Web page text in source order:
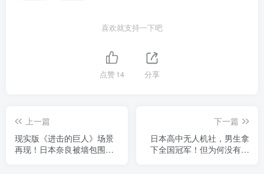
喜欢就支持一下吧
点赞14 分享
上一篇
现实版《进击的巨人》场景
再现！日本奈良被墙包围的
下一篇
日本高中无人机社，男生拿
下全国冠军！但为何没有女